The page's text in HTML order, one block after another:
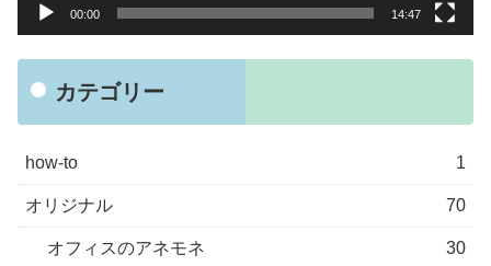
00:00 14:47
カテゴリー
how-to 1
オリジナル 70
オフィスのアネモネ 30